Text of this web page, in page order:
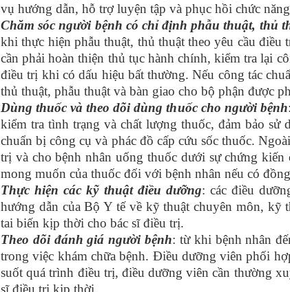
vụ hướng dẫn, hỗ trợ luyện tập và phục hồi chức
Chăm sóc người bệnh có chỉ định phẫu thuật, thủ
khi thực hiện phẫu thuật, thủ thuật theo yêu cầu
cần phải hoàn thiện thủ tục hành chính, kiểm tra lại
điều trị khi có dấu hiệu bất thường. Nếu công tác
thủ thuật, phẫu thuật và bàn giao cho bộ phận được
Dùng thuốc và theo dõi dùng thuốc cho người bệnh
kiểm tra tình trạng và chất lượng thuốc, đảm bảo
chuẩn bị công cụ và phác đồ cấp cứu sốc thuốc.
trị và cho bệnh nhân uống thuốc dưới sự chứng
mong muốn của thuốc đối với bệnh nhân nếu có
Thực hiện các kỹ thuật điều dưỡng: các điều
hướng dẫn của Bộ Y tế về kỹ thuật chuyên môn, kỹ
tai biến kịp thời cho bác sĩ điều trị.
Theo dõi đánh giá người bệnh: từ khi bệnh nhân
trong việc khám chữa bệnh. Điều dưỡng viên phối
suốt quá trình điều trị, điều dưỡng viên cần thường
sĩ điều trị kịp thời.